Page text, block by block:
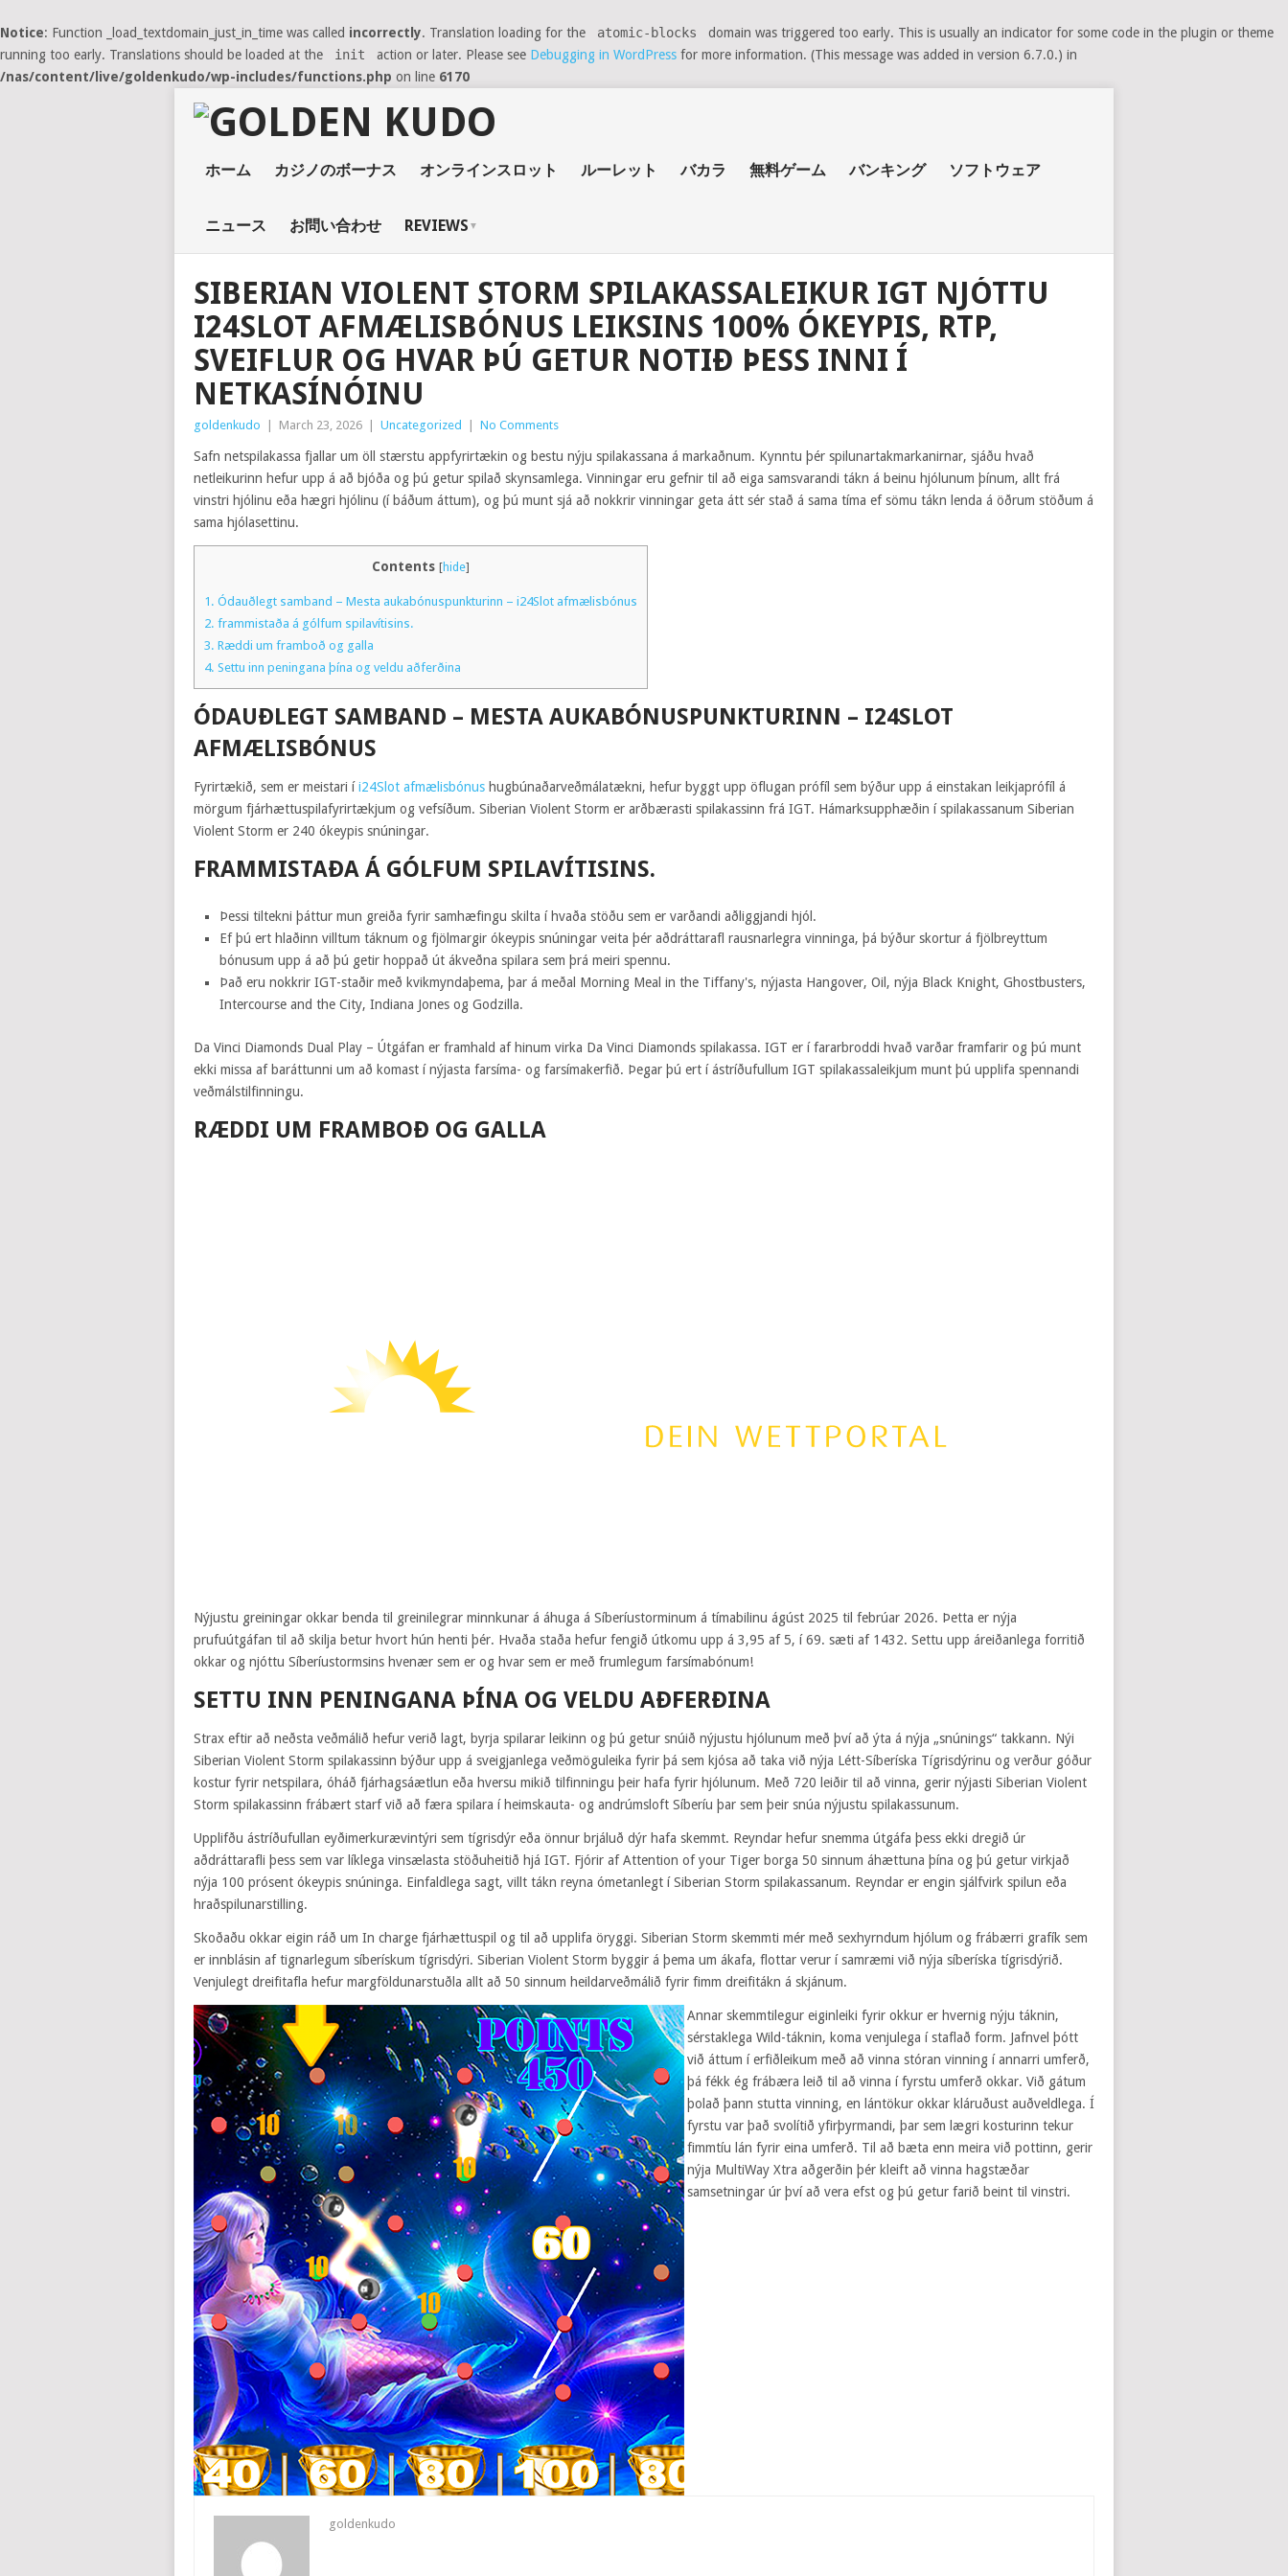
Notice: Function _load_textdomain_just_in_time was called incorrectly. Translation loading for the atomic-blocks
domain was triggered too early. This is usually an indicator for some code in the plugin or theme
running too early. Translations should be loaded at the
init action or later. Please see Debugging in WordPress for more information. (This message was added in version 6.7.0.) in
/nas/content/live/goldenkudo/wp-includes/functions.php on line 6170
ホーム カジノのボーナス オンラインスロット ルーレット バカラ 無料ゲーム バンキング ソフトウェア
ニュース お問い合わせ REVIEWS
SIBERIAN VIOLENT STORM SPILAKASSALEIKUR IGT NJÓTTU
I24SLOT AFMÆLISBÓNUS LEIKSINS 100% ÓKEYPIS, RTP,
SVEIFLUR OG HVAR ÞÚ GETUR NOTIÐ ÞESS INNI Í
NETKASÍNÓINU
goldenkudo March 23, 2026 Uncategorized No Comments
Safn netspilakassa fjallar um öll stærstu appfyrirtækin og bestu nýju spilakassana á markaðnum. Kynntu þér spilunartakmarkanirnar, sjáðu hvað
netleikurinn hefur upp á að bjóða og þú getur spilað skynsamlega. Vinningar eru gefnir til að eiga samsvarandi tákn á beinu hjólunum þínum, allt frá
vinstri hjólinu eða hægri hjólinu (í báðum áttum), og þú munt sjá að nokkrir vinningar geta átt sér stað á sama tíma ef sömu tákn lenda á öðrum stöðum á
sama hjólasettinu.
Contents [hide]
1. Ódauðlegt samband – Mesta aukabónuspunkturinn – i24Slot afmælisbónus
2. frammistaða á gólfum spilavítisins.
3. Ræddi um framboð og galla
4. Settu inn peningana þína og veldu aðferðina
ÓDAUÐLEGT SAMBAND – MESTA AUKABÓNUSPUNKTURINN – I24SLOT
AFMÆLISBÓNUS
Fyrirtækið, sem er meistari íi24Slot afmælisbónus hugbúnaðarveðmálatækni, hefur byggt upp öflugan prófíl sem býður upp á einstakan leikjaprófíl á
mörgum fjárhættuspilafyrirtækjum og vefsíðum. Siberian Violent Storm er arðbærasti spilakassinn frá IGT. Hámarksupphæðin í spilakassanum Siberian
Violent Storm er 240 ókeypis snúningar.
FRAMMISTAÐA Á GÓLFUM SPILAVÍTISINS.
Þessi tiltekni þáttur mun greiða fyrir samhæfingu skilta í hvaða stöðu sem er varðandi aðliggjandi hjól.
Ef þú ert hlaðinn villtum táknum og fjölmargir ókeypis snúningar veita þér aðdráttarafl rausnarlegra vinninga, þá býður skortur á fjölbreyttum
bónusum upp á að þú getir hoppað út ákveðna spilara sem þrá meiri spennu.
Það eru nokkrir IGT-staðir með kvikmyndaþema, þar á meðal Morning Meal in the Tiffany's, nýjasta Hangover, Oil, nýja Black Knight, Ghostbusters,
Intercourse and the City, Indiana Jones og Godzilla.
Da Vinci Diamonds Dual Play – Útgáfan er framhald af hinum virka Da Vinci Diamonds spilakassa. IGT er í fararbroddi hvað varðar framfarir og þú munt
ekki missa af baráttunni um að komast í nýjasta farsíma- og farsímakerfið. Þegar þú ert í ástríðufullum IGT spilakassaleikjum munt þú upplifa spennandi
veðmálstilfinningu.
RÆDDI UM FRAMBOÐ OG GALLA
Nýjustu greiningar okkar benda til greinilegrar minnkunar á áhuga á Síberíustorminum á tímabilinu ágúst 2025 til febrúar 2026. Þetta er nýja
prufuútgáfan til að skilja betur hvort hún henti þér. Hvaða staða hefur fengið útkomu upp á 3,95 af 5, í 69. sæti af 1432. Settu upp áreiðanlega forritið
okkar og njóttu Síberíustormsins hvenær sem er og hvar sem er með frumlegum farsímabónum!
SETTU INN PENINGANA ÞÍNA OG VELDU AÐFERÐINA
Strax eftir að neðsta veðmálið hefur verið lagt, byrja spilarar leikinn og þú getur snúið nýjustu hjólunum með því að ýta á nýja „snúnings“ takkann. Nýi
Siberian Violent Storm spilakassinn býður upp á sveigjanlega veðmöguleika fyrir þá sem kjósa að taka við nýja Létt-Síberíska Tígrisdýrinu og verður góður
kostur fyrir netspilara, óháð fjárhagsáætlun eða hversu mikið tilfinningu þeir hafa fyrir hjólunum. Með 720 leiðir til að vinna, gerir nýjasti Siberian Violent
Storm spilakassinn frábært starf við að færa spilara í heimskauta- og andrúmsloft Síberíu þar sem þeir snúa nýjustu spilakassunum.
Upplifðu ástríðufullan eyðimerkurævintýri sem tígrisdýr eða önnur brjáluð dýr hafa skemmt. Reyndar hefur snemma útgáfa þess ekki dregið úr
aðdráttarafli þess sem var líklega vinsælasta stöðuheitið hjá IGT. Fjórir af Attention of your Tiger borga 50 sinnum áhættuna þína og þú getur virkjað
nýja 100 prósent ókeypis snúninga. Einfaldlega sagt, villt tákn reyna ómetanlegt í Siberian Storm spilakassanum. Reyndar er engin sjálfvirk spilun eða
hraðspilunarstilling.
Skoðaðu okkar eigin ráð um In charge fjárhættuspil og til að upplifa öryggi. Siberian Storm skemmti mér með sexhyrndum hjólum og frábærri grafík sem
er innblásin af tignarlegum síberískum tígrisdýri. Siberian Violent Storm byggir á þema um ákafa, flottar verur í samræmi við nýja síberíska tígrisdýrið.
Venjulegt dreifitafla hefur margföldunarstuðla allt að 50 sinnum heildarveðmálið fyrir fimm dreifitákn á skjánum.
Annar skemmtilegur eiginleiki fyrir okkur er hvernig nýju táknin,
sérstaklega Wild-táknin, koma venjulega í staflað form. Jafnvel þótt
við áttum í erfiðleikum með að vinna stóran vinning í annarri umferð,
þá fékk ég frábæra leið til að vinna í fyrstu umferð okkar. Við gátum
þolað þann stutta vinning, en lántökur okkar kláruðust auðveldlega. Í
fyrstu var það svolítið yfirþyrmandi, þar sem lægri kosturinn tekur
fimmtíu lán fyrir eina umferð. Til að bæta enn meira við pottinn, gerir
nýja MultiWay Xtra aðgerðin þér kleift að vinna hagstæðar
samsetningar úr því að vera efst og þú getur farið beint til vinstri.
goldenkudo